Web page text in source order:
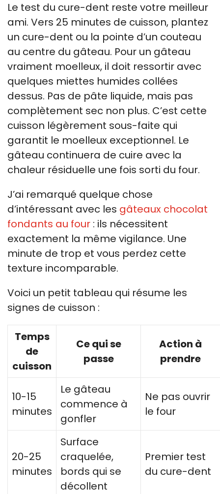
Le test du cure-dent reste votre meilleur
ami. Vers 25 minutes de cuisson, plantez
un cure-dent ou la pointe d’un couteau
au centre du gâteau. Pour un gâteau
vraiment moelleux, il doit ressortir avec
quelques miettes humides collées
dessus. Pas de pâte liquide, mais pas
complètement sec non plus. C’est cette
cuisson légèrement sous-faite qui
garantit le moelleux exceptionnel. Le
gâteau continuera de cuire avec la
chaleur résiduelle une fois sorti du four.
J’ai remarqué quelque chose
d’intéressant avec les gâteaux chocolat
fondants au four : ils nécessitent
exactement la même vigilance. Une
minute de trop et vous perdez cette
texture incomparable.
Voici un petit tableau qui résume les
signes de cuisson :
Temps
de
cuisson
Ce qui se
passe
Action à
prendre
10-15
minutes
Le gâteau
commence à
gonfler
Ne pas ouvrir
le four
20-25
minutes
Surface
craquelée,
bords qui se
décollent
Premier test
du cure-dent